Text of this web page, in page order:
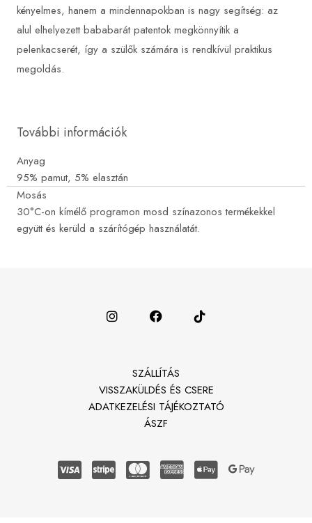
kényelmes, hanem a mindennapokban is nagy segítség: az
alul elhelyezett bababarát patentok megkönnyítik a
pelenkacserét, így a szülők számára is rendkívül praktikus
megoldás.
További információk
Anyag
95% pamut, 5% elasztán
Mosás
30°C-on kímélő programon mosd színazonos termékekkel
együtt és kerüld a szárítógép használatát.
SZÁLLÍTÁS
VISSZAKÜLDÉS ÉS CSERE
ADATKEZELÉSI TÁJÉKOZTATÓ
ÁSZF